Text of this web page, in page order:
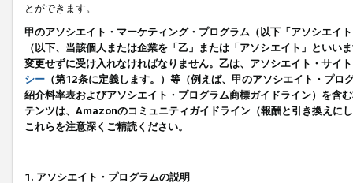
とができます。
甲のアソシエイト・マーケティング・プログラム（以下「アソシエイ
（以下、当該個人または企業を「乙」または「アソシエイト」とい
変更せずに受け入れなければなりません。乙は、アソシエイト・サイ
シー （第12条に定義します。）等（例えば、甲のアソシエイト・プ
紹介料率表およびアソシエイト・プログラム商標ガイドライン）を
テンツは、Amazonのコミュニティガイドライン（報酬と引き換えに
これらを注意深くご精読ください。
1. アソシエイト・プログラムの説明